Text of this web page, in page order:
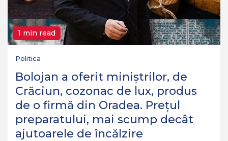
1 min read
Politica
Bolojan a oferit miniștrilor, de
Crăciun, cozonac de lux, produs
de o firmă din Oradea. Prețul
preparatului, mai scump decât
ajutoarele de încălzire